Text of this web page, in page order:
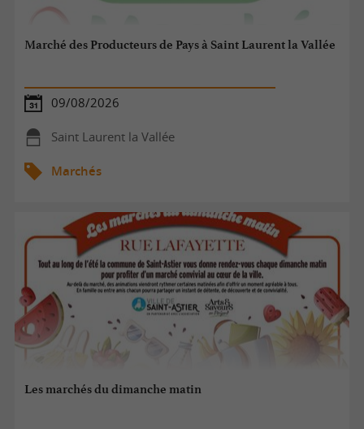
Marché des Producteurs de Pays à Saint Laurent la Vallée
09/08/2026
Saint Laurent la Vallée
Marchés
Les marchés du dimanche matin